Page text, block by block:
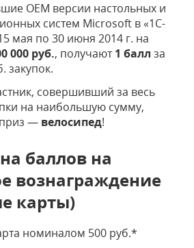
ОЕМ версии настольных и
систем Microsoft в «1С-
мая по 30 июня 2014 г. на
000 руб., получают1 балл за
закупок.
совершивший за весь
на наибольшую сумму,
— велосипед!
баллов на
вознаграждение
карты)
номиналом 500 руб.*